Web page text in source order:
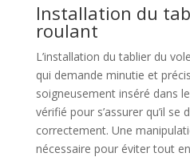
Installation du
roulant
L’installation du tablier du
qui demande minutie et
soigneusement inséré dans
vérifié pour s’assurer qu’il
correctement. Une
nécessaire pour éviter tout